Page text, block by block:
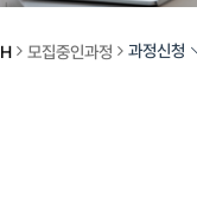
H 모집중인과정 과정신청